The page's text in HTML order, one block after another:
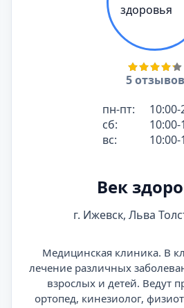
5 отзывов
пн-пт:
10:00-
сб:
10:00-
вс:
10:00-
Век
г. Ижевск, Льва
Медицинская клиника. В
лечение различных
взрослых и детей. Ведут
ортопед, кинезиолог,